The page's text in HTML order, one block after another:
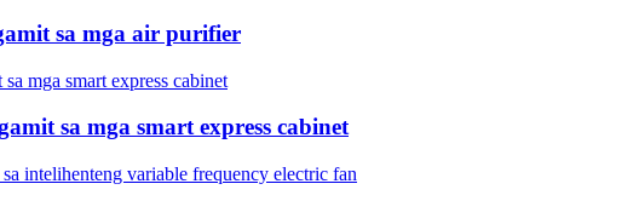
sa mga air purifier
sa mga smart express cabinet